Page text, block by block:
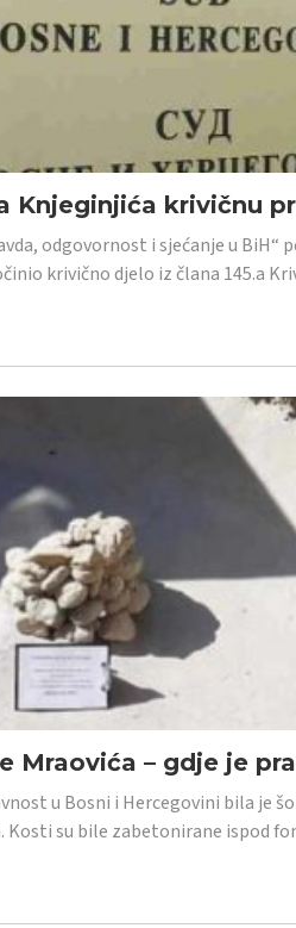
Knjeginjića krivičnu
odgovornost i sjećanje u
krivično djelo iz člana 145.a
Mraovića – gdje je
u Bosni i Hercegovini bila je
su bile zabetonirane ispod